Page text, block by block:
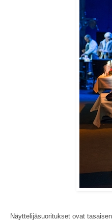
Näyttelijäsuoritukset ovat